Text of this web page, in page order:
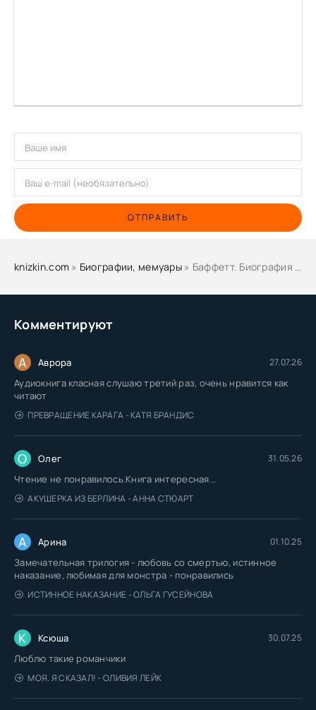
Комментируют
А Аврора 27.07.26
Аудиокнига класная слушаю третий раз, очень нравится как
читают
ПРЕВРАЩЕНИЕ КАРАГА - КАТЯ БРАНДИС
О Олег 31.05.26
Чтение не понравилось.Книга интересная...
АКУШЕРКА ИЗ БЕРЛИНА - АННА СТЮАРТ
А Арина 01.10.25
Замечательная трилогия - любовь со смертью, истинное
наказание, любимая для монстра - понравились
ИСТИННОЕ НАКАЗАНИЕ - ОЛЬГА ГУСЕЙНОВА
К Ксюша 30.07.25
Люблю такие романчики
МОЯ. Я СКАЗАЛ! - ОЛИВИЯ ЛЕЙК
ОТПРАВИТЬ
knizkin.com » Биографии, мемуары» Баффетт. Биография самого известного инвестора в мире - Элис Шредер